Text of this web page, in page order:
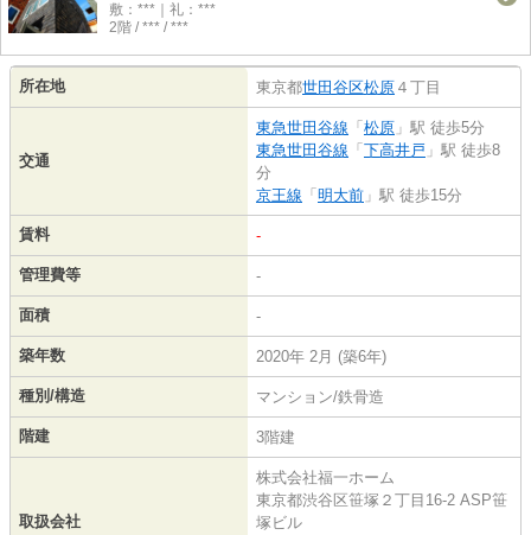
敷：***｜礼：***
2階 / *** / ***
所在地 東京都世田谷区松原 ４丁目
交通
東急世田谷線 「 松原 」駅 徒歩5分
東急世田谷線 「 下高井戸 」駅 徒歩8
分
京王線 「 明大前 」駅 徒歩15分
賃料 -
管理費等 -
面積 -
築年数 2020年 2月 (築6年)
種別/構造 マンション/鉄骨造
階建 3階建
取扱会社
株式会社福一ホーム
東京都渋谷区笹塚２丁目16-2 ASP笹
塚ビル